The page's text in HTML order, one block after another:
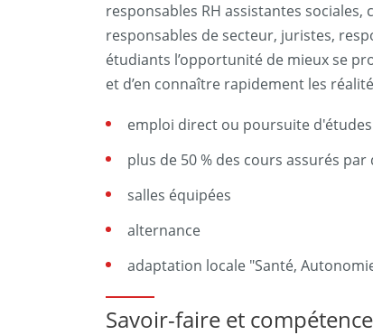
responsables RH assistantes sociales,
responsables de secteur, juristes,
étudiants l’opportunité de mieux se
et d’en connaître rapidement les
emploi direct ou poursuite
plus de 50 % des cours assurés
salles équipées
alternance
adaptation locale "Santé,
Savoir-faire et